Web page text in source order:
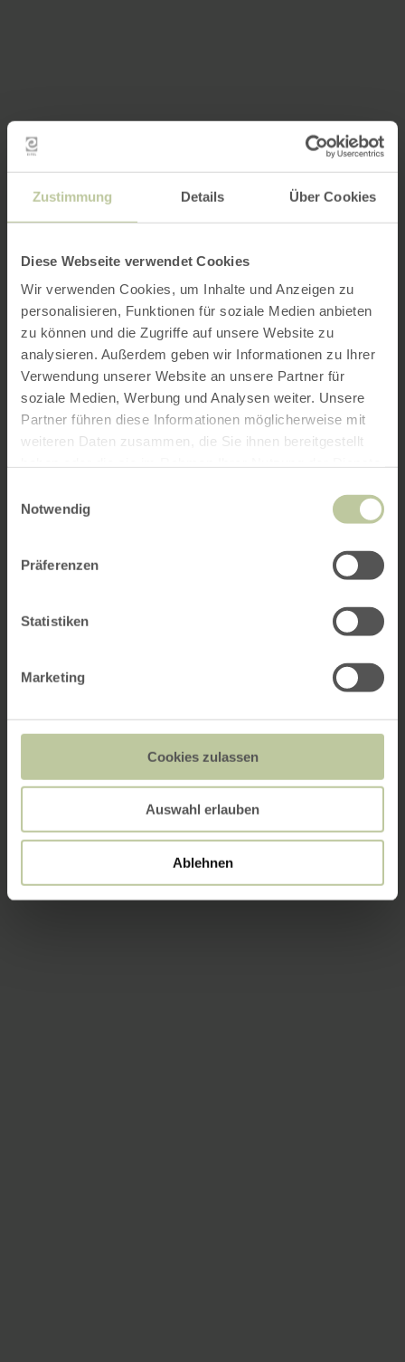
Zustimmung Details Über Cookies
Diese Webseite verwendet Cookies
Wir verwenden Cookies, um Inhalte und Anzeigen zu
personalisieren, Funktionen für soziale Medien anbieten
zu können und die Zugriffe auf unsere Website zu
analysieren. Außerdem geben wir Informationen zu Ihrer
Verwendung unserer Website an unsere Partner für
soziale Medien, Werbung und Analysen weiter. Unsere
Partner führen diese Informationen möglicherweise mit
weiteren Daten zusammen, die Sie ihnen bereitgestellt
Notwendig
Präferenzen
Statistiken
Marketing
Cookies zulassen
Auswahl erlauben
Ablehnen